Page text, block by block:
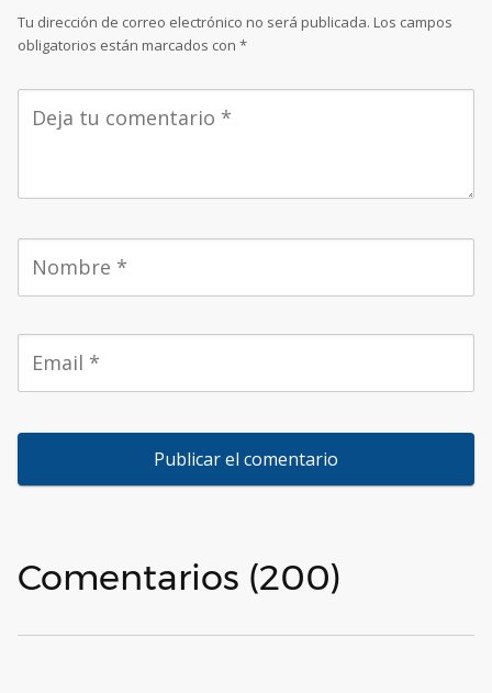
Tu dirección de correo electrónico no será publicada. Los campos
obligatorios están marcados con *
Comentarios (200)